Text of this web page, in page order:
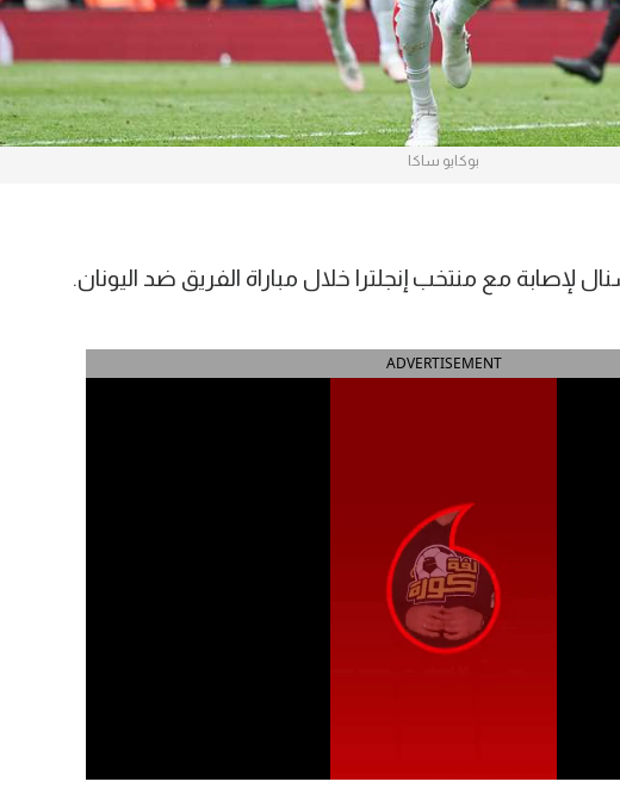
بوكايو ساكا
لإصابة مع منتخب إنجلترا خلال مباراة الفريق ضد اليونان.
ADVERTISEMENT